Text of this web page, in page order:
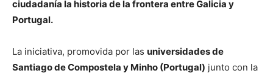
ciudadanía la historia de la frontera entre Galicia y
Portugal.
La iniciativa, promovida por las universidades de
Santiago de Compostela y Minho (Portugal) junto con la